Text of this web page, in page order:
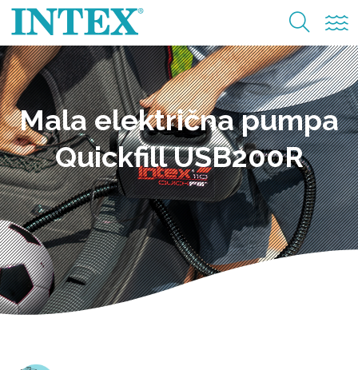
Mala električna pumpa
Quickfill USB200R